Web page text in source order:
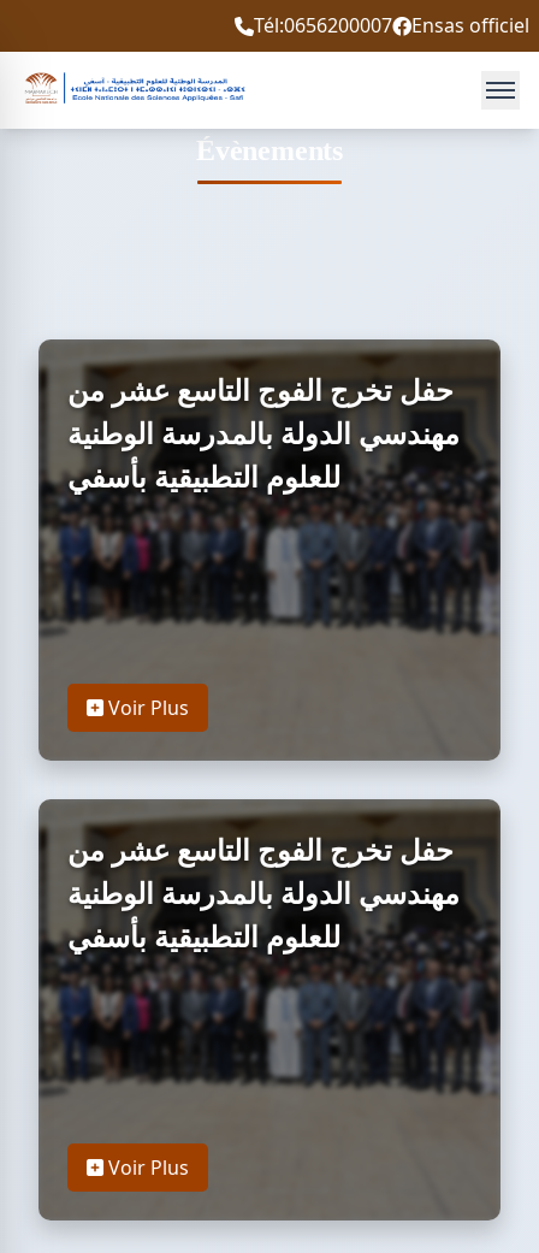
Tél:0656200007 Ensas officiel
Évènements
حفل تخرج الفوج التاسع عشر من
مهندسي الدولة بالمدرسة الوطنية
للعلوم التطبيقية بأسفي
Voir Plus
حفل تخرج الفوج التاسع عشر من
مهندسي الدولة بالمدرسة الوطنية
للعلوم التطبيقية بأسفي
Voir Plus